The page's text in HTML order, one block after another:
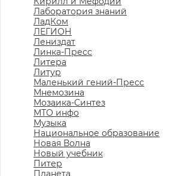
Лаборатория знаний
ЛадКом
ЛЕГИОН
Лениздат
Линка-Пресс
Литера
Литур
Маленький гений-Пресс
Мнемозина
Мозаика-Синтез
МТО инфо
Музыка
Национальное образование
Новая Волна
Новый учебник
Питер
Планета